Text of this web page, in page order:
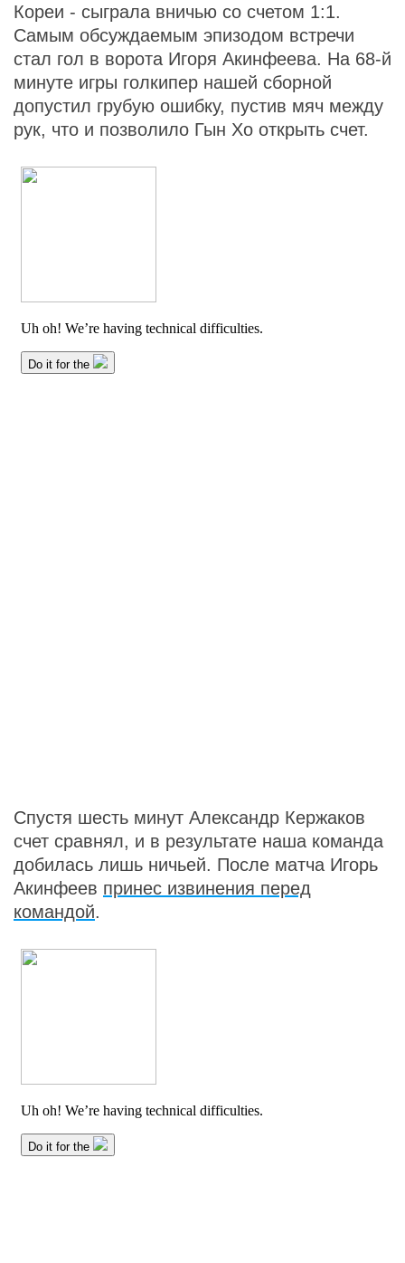
Кореи - сыграла вничью со счетом 1:1.
Самым обсуждаемым эпизодом встречи
стал гол в ворота Игоря Акинфеева. На 68-й
минуте игры голкипер нашей сборной
допустил грубую ошибку, пустив мяч между
рук, что и позволило Гын Хо открыть счет.
Спустя шесть минут Александр Кержаков
счет сравнял, и в результате наша команда
добилась лишь ничьей. После матча Игорь
Акинфеев принес извинения перед
командой.